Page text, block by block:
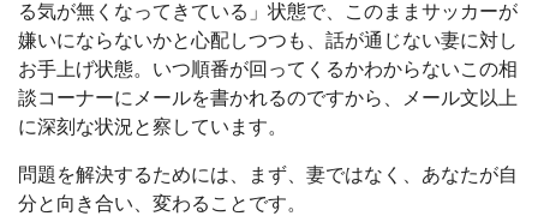
る気が無くなってきている」状態で、このままサッカーが
嫌いにならないかと心配しつつも、話が通じない妻に対し
お手上げ状態。いつ順番が回ってくるかわからないこの相
談コーナーにメールを書かれるのですから、メール文以上
に深刻な状況と察しています。
問題を解決するためには、まず、妻ではなく、あなたが自
分と向き合い、変わることです。